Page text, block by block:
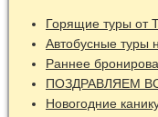
Горящие туры от
Автобусные туры
Раннее
ПОЗДРАВЛЯЕМ
Новогодние